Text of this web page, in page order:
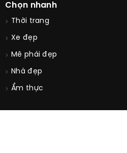
Chọn nhanh
Thời trang
Xe đẹp
Mê phái đẹp
Nhà đẹp
Ẩm thực